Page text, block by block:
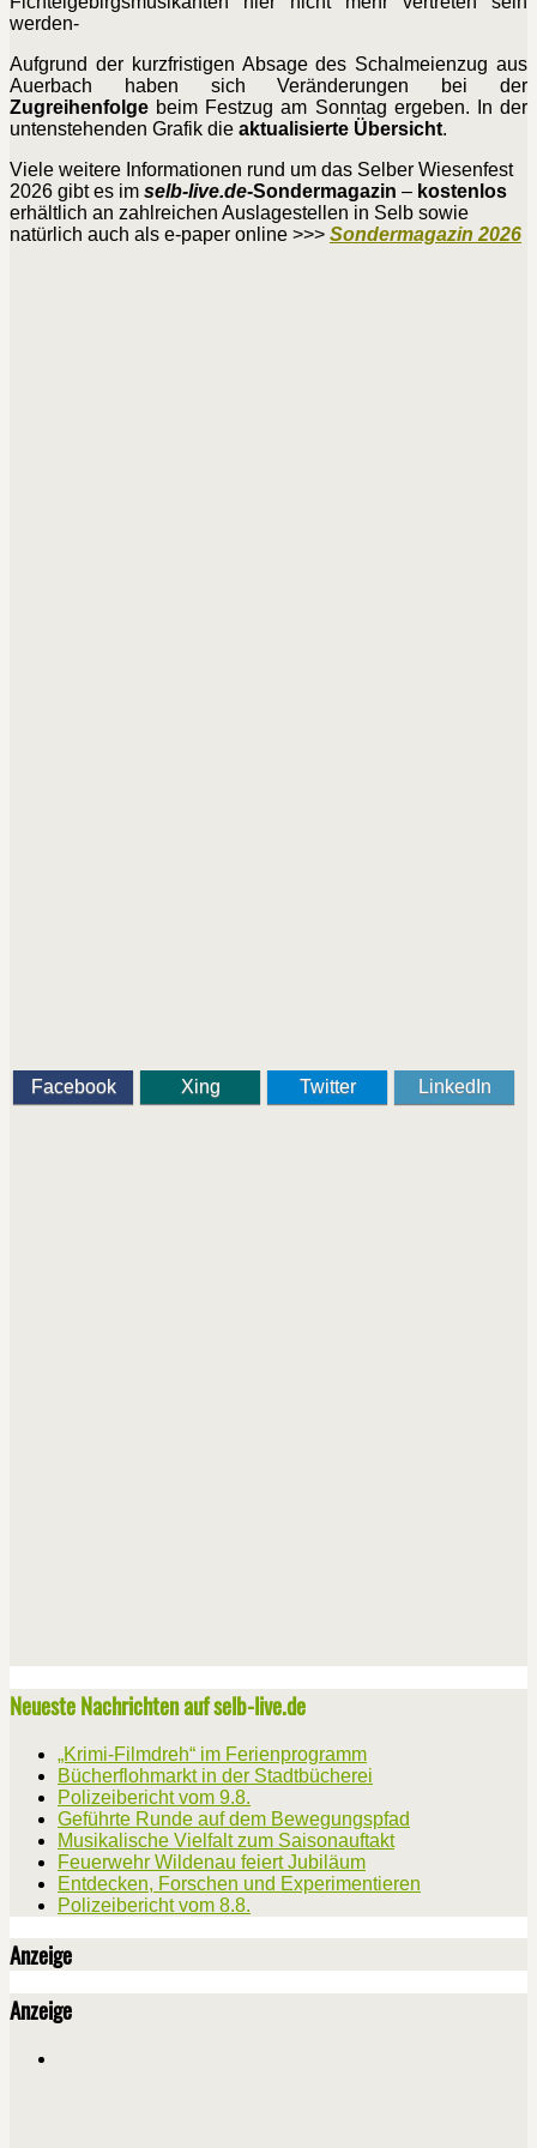
werden-
Aufgrund der kurzfristigen Absage des Schalmeienzug aus
Auerbach haben sich Veränderungen bei der
Zugreihenfolge beim Festzug am Sonntag ergeben. In der
untenstehenden Grafik die aktualisierte Übersicht.
Viele weitere Informationen rund um das Selber Wiesenfest
2026 gibt es im selb-live.de-Sondermagazin – kostenlos
erhältlich an zahlreichen Auslagestellen in Selb sowie
natürlich auch als e-paper online >>> Sondermagazin 2026
Facebook Xing Twitter LinkedIn
Neueste Nachrichten auf selb-live.de
„Krimi-Filmdreh“ im Ferienprogramm
Bücherflohmarkt in der Stadtbücherei
Polizeibericht vom 9.8.
Geführte Runde auf dem Bewegungspfad
Musikalische Vielfalt zum Saisonauftakt
Feuerwehr Wildenau feiert Jubiläum
Entdecken, Forschen und Experimentieren
Polizeibericht vom 8.8.
Anzeige
Anzeige